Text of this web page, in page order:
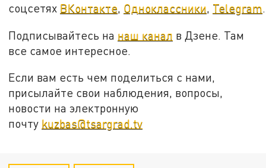
соцсетях ВКонтакте, Одноклассники, Telegram.
Подписывайтесь на наш канал в Дзене. Там
все самое интересное.
Если вам есть чем поделиться с нами,
присылайте свои наблюдения, вопросы,
новости на электронную
почту kuzbas@tsargrad.tv